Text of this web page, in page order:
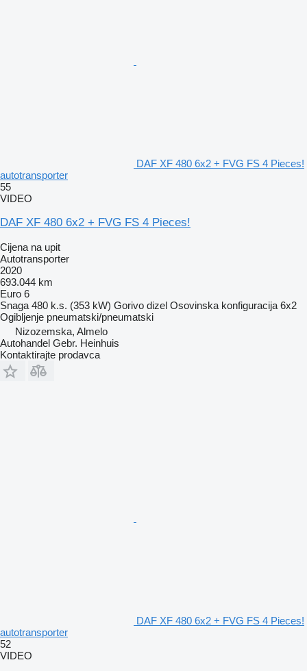
DAF XF 480 6x2 + FVG FS 4 Pieces!
autotransporter
55
VIDEO
DAF XF 480 6x2 + FVG FS 4 Pieces!
Cijena na upit
Autotransporter
2020
693.044 km
Euro 6
Snaga 480 k.s. (353 kW) Gorivo dizel Osovinska konfiguracija 6x2
Ogibljenje pneumatski/pneumatski
Nizozemska, Almelo
Autohandel Gebr. Heinhuis
Kontaktirajte prodavca
DAF XF 480 6x2 + FVG FS 4 Pieces!
autotransporter
52
VIDEO